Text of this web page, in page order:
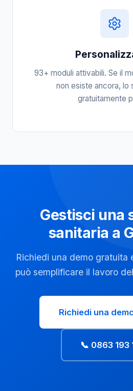
93+ moduli attivabili. Se il
non esiste ancora, lo
gratuitamente
Gestisci una
sanitaria a
Richiedi una demo gratuita
può semplificare il lavoro
Richiedi una
📞 0863 193